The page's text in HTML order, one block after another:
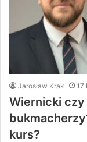
Jarosław Krak 17
Wiernicki czy
kurs?